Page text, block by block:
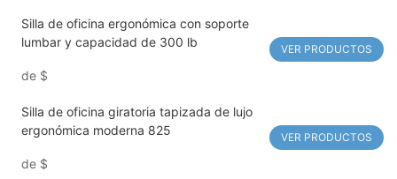
Silla de oficina ergonómica con soporte
lumbar y capacidad de 300 lb
de $
VER PRODUCTOS
Silla de oficina giratoria tapizada de lujo
ergonómica moderna 825
de $
VER PRODUCTOS